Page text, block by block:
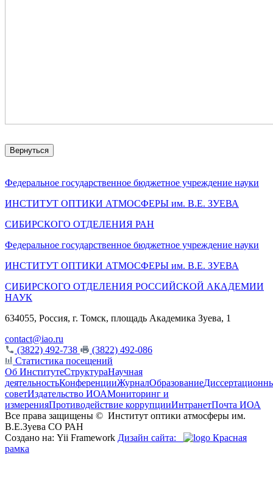
Вернуться
Федеральное государственное бюджетное учреждение науки
ИНСТИТУТ ОПТИКИ АТМОСФЕРЫ им. В.Е. ЗУЕВА
СИБИРСКОГО ОТДЕЛЕНИЯ РАН
Федеральное государственное бюджетное учреждение науки
ИНСТИТУТ ОПТИКИ АТМОСФЕРЫ им. В.Е. ЗУЕВА
СИБИРСКОГО ОТДЕЛЕНИЯ РОССИЙСКОЙ АКАДЕМИИ
НАУК
634055, Россия, г. Томск, площадь Академика Зуева, 1
contact@iao.ru
(3822) 492-738
(3822) 492-086
Статистика посещений
Об ИнститутеСтруктураНаучная
деятельностьКонференцииЖурналОбразование
советИздательство ИОАМониторинг и
измеренияПротиводействие коррупцииИнтранетПочта ИОА
Все права защищены © Институт оптики атмосферы им.
В.Е.Зуева СО РАН
Создано на: Yii Framework Дизайн сайта:
Красная
рамка